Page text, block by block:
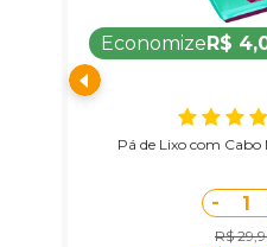
EconomizeR$
Pá de Lixo com
- 1
R$